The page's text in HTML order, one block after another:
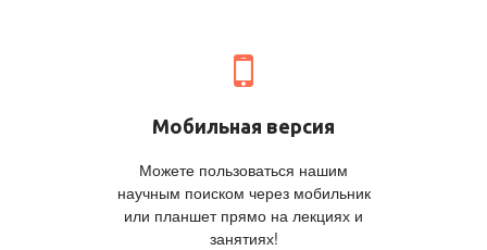
Мобильная версия
Можете пользоваться нашим
научным поиском через мобильник
или планшет прямо на лекциях и
занятиях!